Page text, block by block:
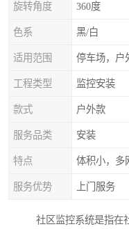
旋转角度 360度
色系 黑/白
适用范围 停车场，户
工程类型 监控安装
款式 户外款
服务品类 安装
特点 体积小，多
服务优势 上门服务
社区监控系统是指在